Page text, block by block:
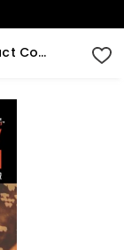
Superman/Batman: DC Compact Comics Edition